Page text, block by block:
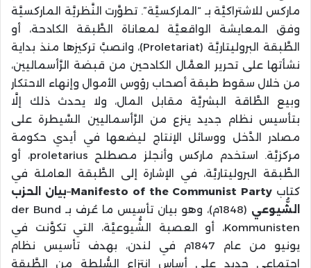
ماركس للاشتراكيَّة بـ “الماركسيَّة”. تطوَّرت النَّظريَّة الماركسيَّة
وفق المعايشة الواقعيَّة لمعاناة الطَّبقة الكادحة، أو
الطَّبقة البروليتاريَّة (Proletariat)، وانصبَّ تركيزها منذ بداية
نشأتها على تحرير العمَّال الكادحين من قبضة الرَّأسماليين،
من خلال سقوط طبقة أصحاب رؤوس الأموال وإنهاء الاحتكار
وبيع الطَّاقة البشريَّة مقابل المال، ولا يحدث ذلك إلَّا
بتأسيس نظام جديد ينزع من الرَّأسماليين السَّيطرة على
مصادر الدَّخل ووسائل الإنتاج ليضعها في أيدي حكومة
مركزيَّة. استخدم ماركس وأنجلز مصطلح proletarius، أو
الطَّبقة البروليتاريَّة، في الإشارة إلى الطَّبقة العاملة في
كتاب Manifesto of the Communist Party
–بيان الحزب
الشُّيوعي
(1848م)، وهو بيان تأسيس ما عُرف بـ der Bund
Kommunisten، أو العصبة الشُّيوعيَّة، التي تكوَّنت في
يونيو من عام 1847م في لندن، بهدف تأسيس نظام
اجتماعي جديد على أساس انتزاع السُّلطة من الطَّبقة